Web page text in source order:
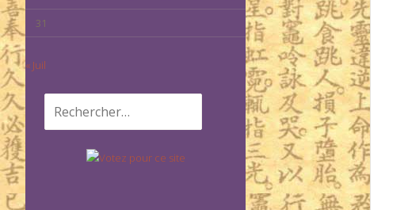
31
« Juil
Rechercher :